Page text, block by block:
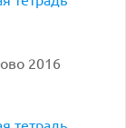
2016
тетрадь